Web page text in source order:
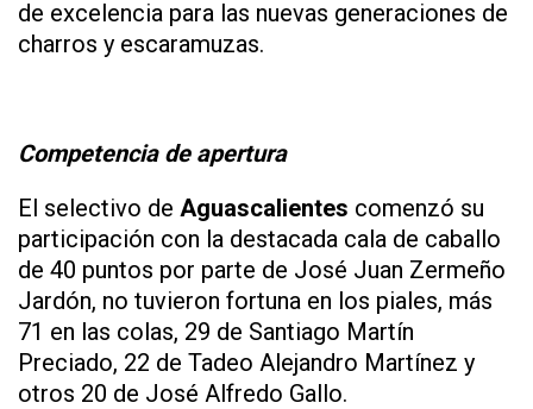
de excelencia para las nuevas generaciones de
charros y escaramuzas.
Competencia de apertura
El selectivo de Aguascalientes comenzó su
participación con la destacada cala de caballo
de 40 puntos por parte de José Juan Zermeño
Jardón, no tuvieron fortuna en los piales, más
71 en las colas, 29 de Santiago Martín
Preciado, 22 de Tadeo Alejandro Martínez y
otros 20 de José Alfredo Gallo.